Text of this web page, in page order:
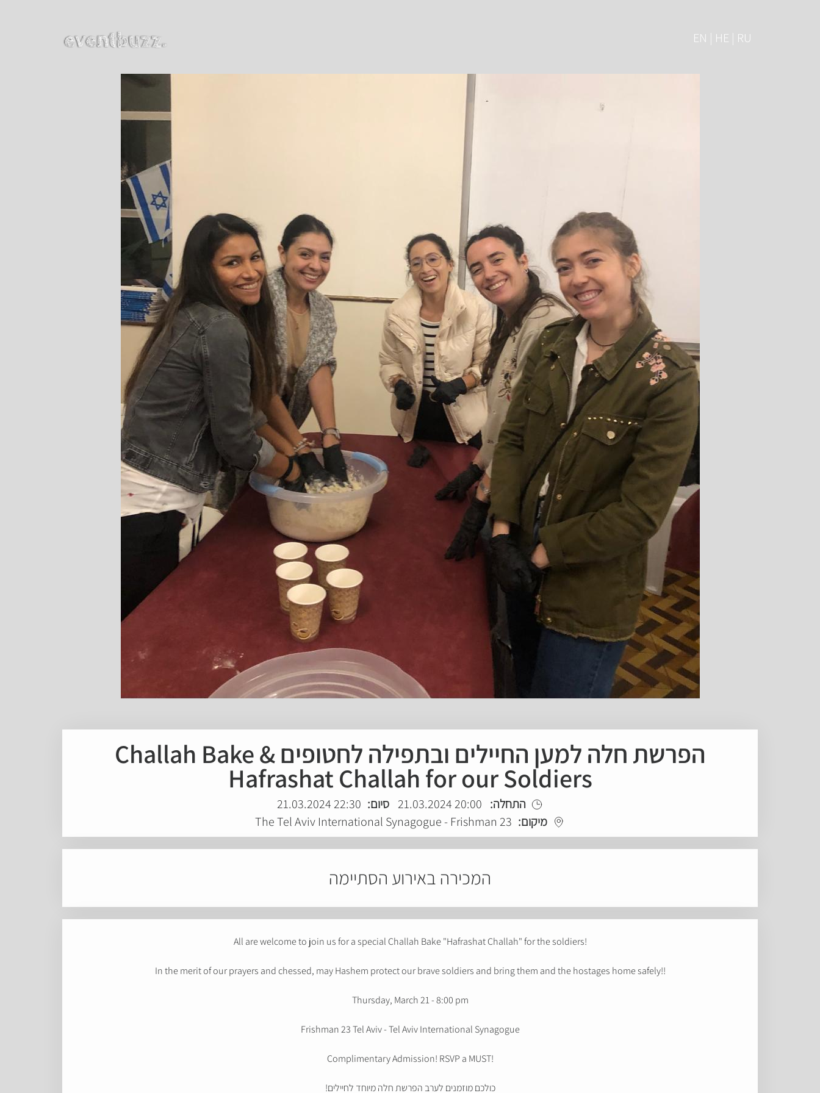
EN | HE | RU
הפרשת חלה למען החיילים ובתפילה לחטופים Challah Bake &
Hafrashat Challah for our Soldiers
התחלה: 20:00 21.03.2024 סיום: 22:30 21.03.2024
מיקום: The Tel Aviv International Synagogue - Frishman 23
המכירה באירוע הסתיימה
All are welcome to join us for a special Challah Bake "Hafrashat Challah" for the soldiers!
In the merit of our prayers and chessed, may Hashem protect our brave soldiers and bring them and the hostages home safely!!
Thursday, March 21 - 8:00 pm
Frishman 23 Tel Aviv - Tel Aviv International Synagogue
Complimentary Admission! RSVP a MUST!
כולכם מוזמנים לערב הפרשת חלה מיוחד לחיילים!